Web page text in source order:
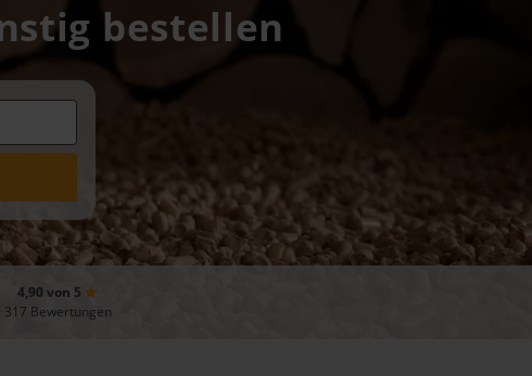
bestellen
4,90 von 5
317 Bewertungen